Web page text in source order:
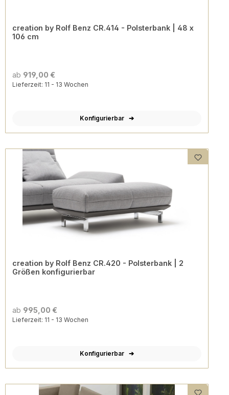
creation by Rolf Benz CR.414 - Polsterbank | 48 x
106 cm
ab 919,00 €
Lieferzeit: 11 - 13 Wochen
Konfigurierbar
creation by Rolf Benz CR.420 - Polsterbank | 2
Größen konfigurierbar
ab 995,00 €
Lieferzeit: 11 - 13 Wochen
Konfigurierbar